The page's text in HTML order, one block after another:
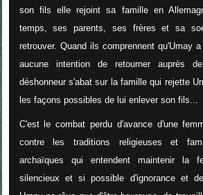
son fils elle rejoint sa famille en
temps, ses parents, ses frères et sa
retrouver. Quand ils comprennent qu'Umay
aucune intention de retourner auprès
déshonneur s'abat sur la famille qui rejette
les façons possibles de lui enlever son fils...
C'est le combat perdu d'avance d'une
contre les traditions religieuses et
archaïques qui entendent maintenir la
silencieux et si possible d'ignorance et